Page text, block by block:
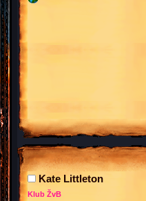
Kate Littleton
Klub ŽvB